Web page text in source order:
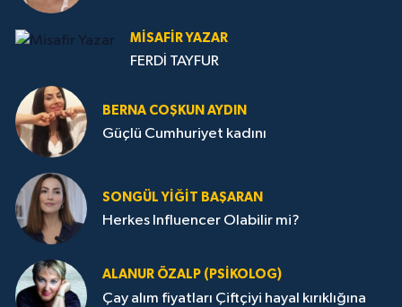
MISAFIR YAZAR
FERDİ TAYFUR
BERNA COŞKUN AYDIN
Güçlü Cumhuriyet kadını
SONGÜL YIĞIT BAŞARAN
Herkes Influencer Olabilir mi?
ALANUR ÖZALP (PSIKOLOG)
Çay alım fiyatları Çiftçiyi hayal kırıklığına